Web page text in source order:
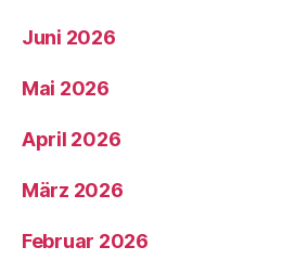
Juni 2026
Mai 2026
April 2026
März 2026
Februar 2026